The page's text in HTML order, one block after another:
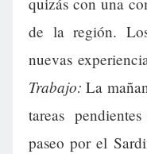
de la región.
nuevas
Trabajo: La
tareas
paseo por el